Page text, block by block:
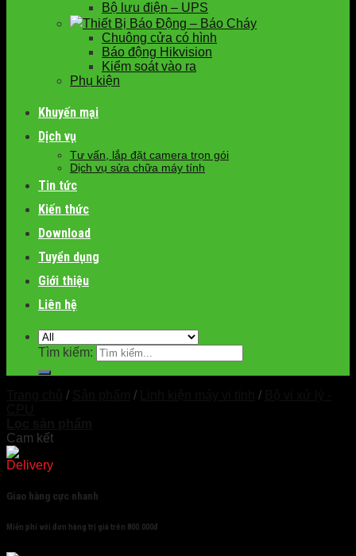
Bộ lưu điện – UPS
Thiết Bị Báo Động – Báo Cháy
Chuông cửa có hình
Báo động Hikvision
Kiểm soát vào ra
Phụ kiện
Khuyến mại
Dịch vụ
Tư vấn, lắp đặt camera trọn gói
Dịch vụ sửa chữa máy tính
Tin tức
Kiến thức
Download
Tuyển dụng
Giới thiệu
Liên hệ
Tìm kiếm:
/ / /
Cam kết
Giao hàng cực nhanh
Miễn phí với đơn hàng trị giá trên 800.000đ